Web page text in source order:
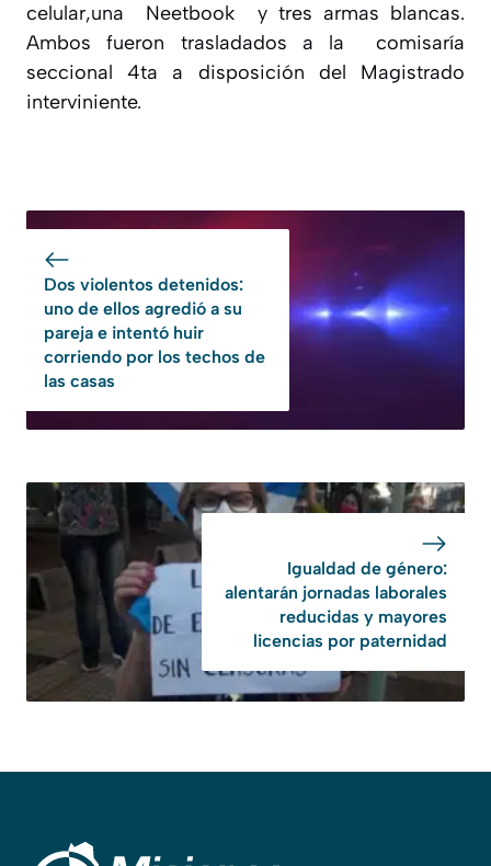
celular,una Neetbook y tres armas blancas.
Ambos fueron trasladados a la comisaría
seccional 4ta a disposición del Magistrado
interviniente.
Dos violentos detenidos:
uno de ellos agredió a su
pareja e intentó huir
corriendo por los techos de
las casas
Igualdad de género:
alentarán jornadas laborales
reducidas y mayores
licencias por paternidad